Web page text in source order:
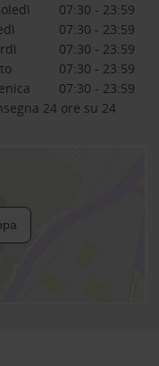
07:30 - 23:59
07:30 - 23:59
07:30 - 23:59
07:30 - 23:59
07:30 - 23:59
24 ore su 24